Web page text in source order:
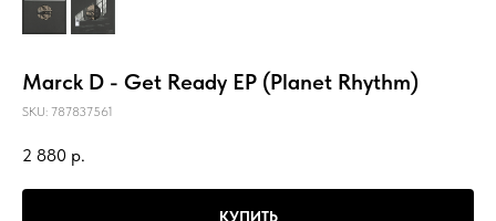
Marck D - Get Ready EP (Planet Rhythm)
SKU: 787837561
2 880 р.
КУПИТЬ